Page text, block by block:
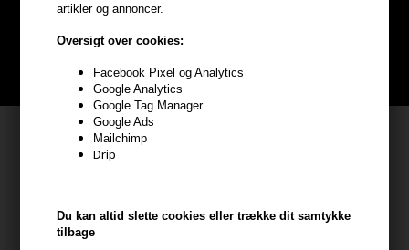
artikler og annoncer.
Oversigt over cookies:
Facebook Pixel og Analytics
Google Analytics
Google Tag Manager
Google Ads
Mailchimp
Drip
Du kan altid slette cookies eller trække dit samtykke
tilbage
Bliv helt gratis en del af vores kundeklub og optjen rabatter når du
handler
BLIV GRATIS MEDLEM HER
Kundeservice
7800 Skive
CVR: 44874253